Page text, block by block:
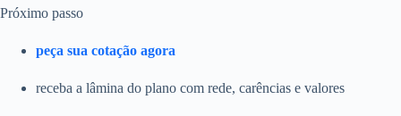
Próximo passo
peça sua cotação agora
receba a lâmina do plano com rede, carências e valores